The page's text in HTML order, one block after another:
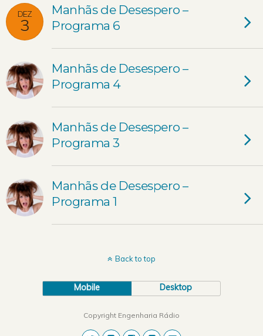
DEZ
3
Manhãs de Desespero –
Programa 6
Manhãs de Desespero –
Programa 4
Manhãs de Desespero –
Programa 3
Manhãs de Desespero –
Programa 1
Back to top
Mobile Desktop
Copyright Engenharia Rádio